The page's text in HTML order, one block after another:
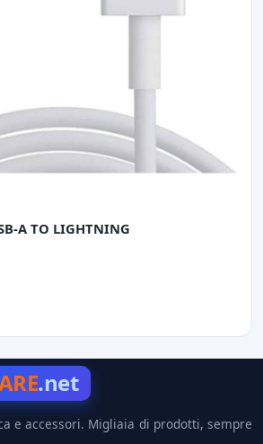
A TO LIGHTNING
.net
e accessori. Migliaia di prodotti, sempre